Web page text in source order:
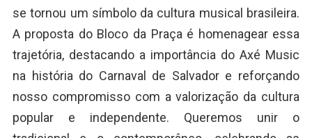
se tornou um símbolo da cultura musical brasileira.
A proposta do Bloco da Praça é homenagear essa
trajetória, destacando a importância do Axé Music
na história do Carnaval de Salvador e reforçando
nosso compromisso com a valorização da cultura
popular e independente. Queremos unir o